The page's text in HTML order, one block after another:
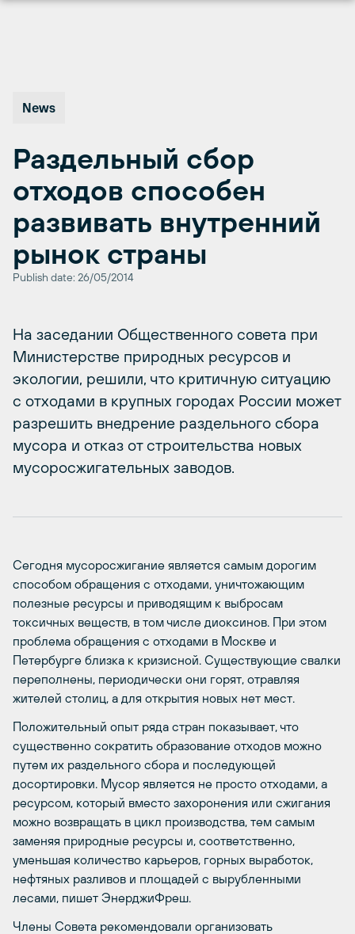
News
Раздельный сбор
отходов способен
развивать внутренний
рынок страны
Publish date: 26/05/2014
На заседании Общественного совета при
Министерстве природных ресурсов и
экологии, решили, что критичную ситуацию
с отходами в крупных городах России может
разрешить внедрение раздельного сбора
мусора и отказ от строительства новых
мусоросжигательных заводов.
Сегодня мусоросжигание является самым дорогим
способом обращения с отходами, уничтожающим
полезные ресурсы и приводящим к выбросам
токсичных веществ, в том числе диоксинов. При этом
проблема обращения с отходами в Москве и
Петербурге близка к кризисной. Существующие свалки
переполнены, периодически они горят, отравляя
жителей столиц, а для открытия новых нет мест.
Положительный опыт ряда стран показывает, что
существенно сократить образование отходов можно
путем их раздельного сбора и последующей
досортировки. Мусор является не просто отходами, а
ресурсом, который вместо захоронения или сжигания
можно возвращать в цикл производства, тем самым
заменяя природные ресурсы и, соответственно,
уменьшая количество карьеров, горных выработок,
нефтяных разливов и площадей с вырубленными
лесами, пишет ЭнерджиФреш.
Члены Совета рекомендовали организовать